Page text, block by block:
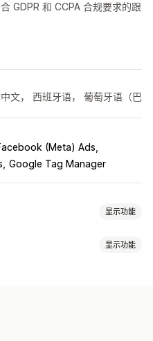
GDPR 和 CCPA 合规要求的跟
文， 西班牙语， 葡萄牙语（巴
(Meta) Ads
Google Tag Manager
显示功能
显示功能